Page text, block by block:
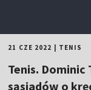
21 CZE 2022 TENIS
Tenis.
sąsiadów o